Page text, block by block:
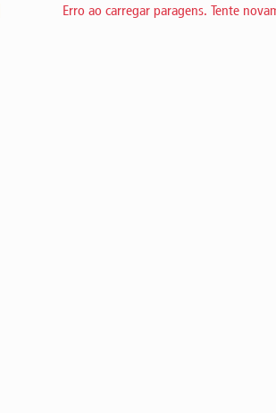
Erro ao carregar paragens. Tente